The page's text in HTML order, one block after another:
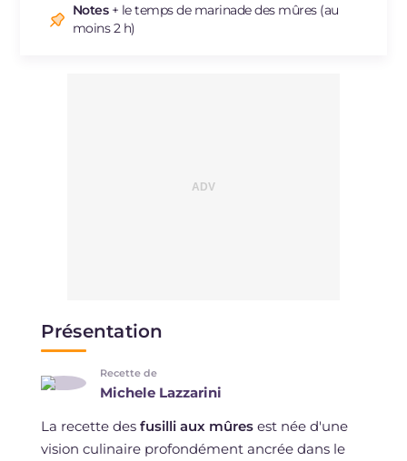
Notes+ le temps de marinade des mûres (au
moins 2 h)
Présentation
Recette de
Michele Lazzarini
La recette des fusilli aux mûresest née d'une
vision culinaire profondément ancrée dans le